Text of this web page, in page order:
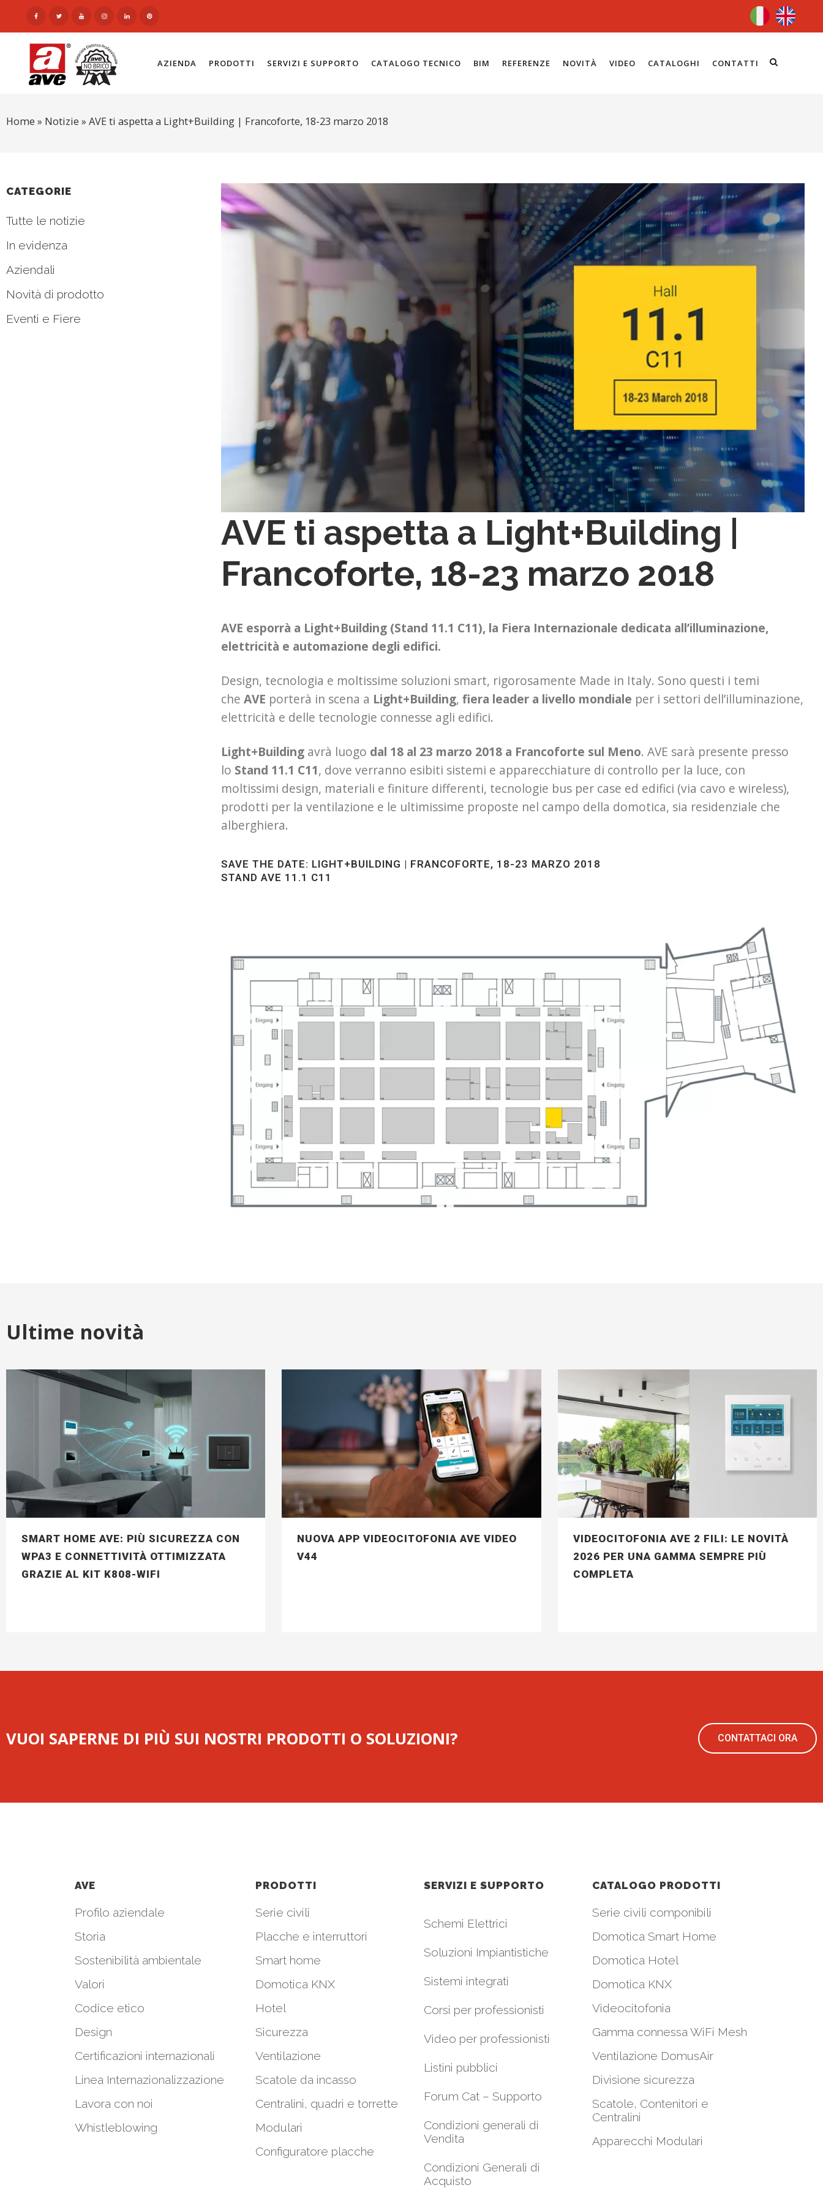
AZIENDA PRODOTTI SERVIZI E SUPPORTO CATALOGO TECNICO BIM REFERENZE NOVITÀ VIDEO CATALOGHI CONTATTI
Home » Notizie » AVE ti aspetta a Light+Building | Francoforte, 18-23 marzo 2018
CATEGORIE
Tutte le notizie
In evidenza
Aziendali
Novità di prodotto
Eventi e Fiere
AVE ti aspetta a Light+Building |
Francoforte, 18-23 marzo 2018
AVE esporrà a Light+Building (Stand 11.1 C11), la Fiera Internazionale dedicata all’illuminazione,
elettricità e automazione degli edifici.
Design, tecnologia e moltissime soluzioni smart, rigorosamente Made in Italy. Sono questi i temi
che AVE porterà in scena a Light+Building, fiera leader a livello mondiale per i settori dell’illuminazione,
elettricità e delle tecnologie connesse agli edifici.
Light+Building avrà luogo dal 18 al 23 marzo 2018 a Francoforte sul Meno. AVE sarà presente presso
lo Stand 11.1 C11, dove verranno esibiti sistemi e apparecchiature di controllo per la luce, con
moltissimi design, materiali e finiture differenti, tecnologie bus per case ed edifici (via cavo e wireless),
prodotti per la ventilazione e le ultimissime proposte nel campo della domotica, sia residenziale che
alberghiera.
SAVE THE DATE: LIGHT+BUILDING | FRANCOFORTE, 18-23 MARZO 2018
STAND AVE 11.1 C11
Ultime novità
SMART HOME AVE: PIÙ SICUREZZA CON
WPA3 E CONNETTIVITÀ OTTIMIZZATA
GRAZIE AL KIT K808-WIFI
NUOVA APP VIDEOCITOFONIA AVE VIDEO
V44
VIDEOCITOFONIA AVE 2 FILI: LE NOVITÀ
2026 PER UNA GAMMA SEMPRE PIÙ
COMPLETA
VUOI SAPERNE DI PIÙ SUI NOSTRI PRODOTTI O SOLUZIONI? CONTATTACI ORA
AVE
Profilo aziendale
Storia
Sostenibilità ambientale
Valori
Codice etico
Design
Certificazioni internazionali
Linea Internazionalizzazione
Lavora con noi
Whistleblowing
PRODOTTI
Serie civili
Placche e interruttori
Smart home
Domotica KNX
Hotel
Sicurezza
Ventilazione
Scatole da incasso
Centralini, quadri e torrette
Modulari
Configuratore placche
SERVIZI E SUPPORTO
Schemi Elettrici
Soluzioni Impiantistiche
Sistemi integrati
Corsi per professionisti
Video per professionisti
Listini pubblici
Forum Cat – Supporto
Condizioni generali di
Vendita
Condizioni Generali di
Acquisto
CATALOGO PRODOTTI
Serie civili componibili
Domotica Smart Home
Domotica Hotel
Domotica KNX
Videocitofonia
Gamma connessa WiFi Mesh
Ventilazione DomusAir
Divisione sicurezza
Scatole, Contenitori e
Centralini
Apparecchi Modulari